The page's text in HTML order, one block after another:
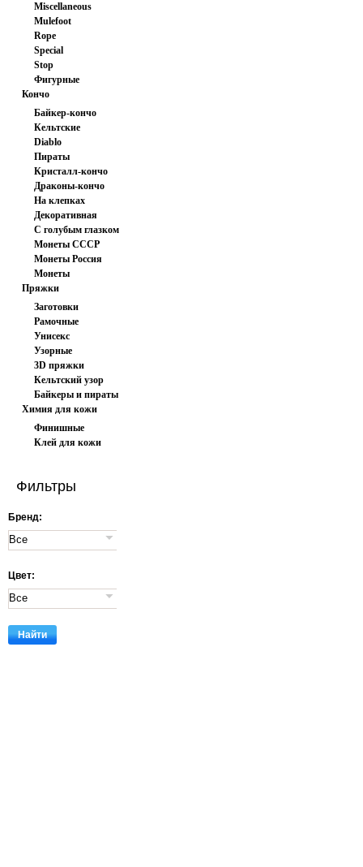
Miscellaneous
Mulefoot
Rope
Special
Stop
Фигурные
Кончо
Байкер-кончо
Кельтские
Diablo
Пираты
Кристалл-кончо
Драконы-кончо
На клепках
Декоративная
шайба
С голубым глазком
Монеты СССР
Монеты Россия
Монеты
иностранные
Пряжки
Заготовки
Рамочные
Унисекс
Узорные
3D пряжки
Кельтский узор
Байкеры и пираты
Химия для кожи
Финишные
покрытия
Клей для кожи
Фильтры
Бренд:
Цвет: